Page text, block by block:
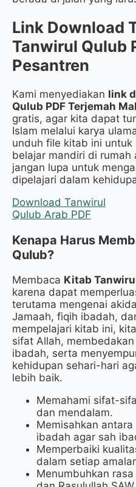
Link Download
Tanwirul Qulub
Pesantren
Kami menyediakan link
Qulub PDF Terjemah
gratis, agar kita dapat
Islam melalui karya
unduh file kitab ini untuk
belajar mandiri di
jangan lupa untuk
dipelajari dalam
Download Tanwirul
Qulub Arab PDF
Kenapa Harus
Qulub?
Membaca Kitab
karena dapat
terutama mengenai
Jamaah, fiqih ibadah,
mempelajari kitab ini,
sifat Allah,
ibadah, serta
kehidupan sehari-hari
lebih baik.
Memahami sifat-
dan mendalam.
Memisahkan
ibadah agar sah
Memperbaiki
dalam setiap
Menumbuhkan